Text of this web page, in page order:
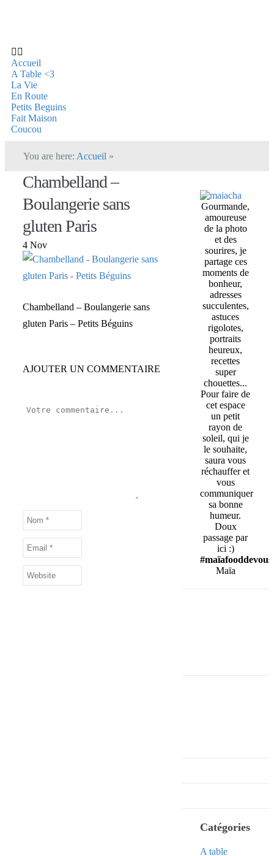
Accueil
A Table <3
La Vie
En Route
Petits Beguins
Fait Maison
Coucou
You are here: Accueil »
Chambelland –
Boulangerie sans
gluten Paris
4 Nov
Chambelland – Boulangerie sans
gluten Paris – Petits Béguins
AJOUTER UN COMMENTAIRE
Gourmande,
amoureuse
de la photo
et des
sourires, je
partage ces
moments de
bonheur,
adresses
succulentes,
astuces
rigolotes,
portraits
heureux,
recettes
super
chouettes...
Pour faire de
cet espace
un petit
rayon de
soleil, qui je
le souhaite,
saura vous
réchauffer et
vous
communiquer
sa bonne
humeur.
Doux
passage par
ici :)
#maïafooddevous
Maïa
Catégories
A table